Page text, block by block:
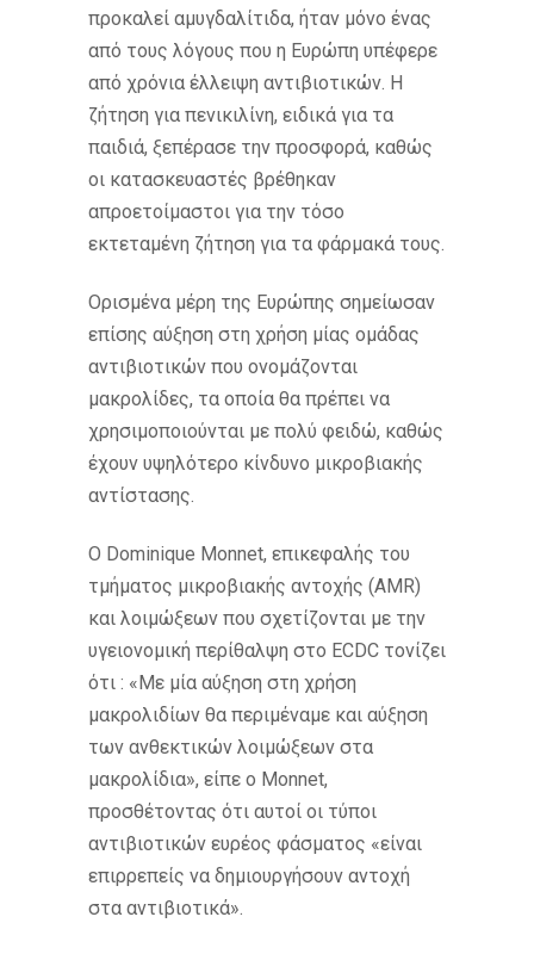
προκαλεί αμυγδαλίτιδα, ήταν μόνο ένας
από τους λόγους που η Ευρώπη υπέφερε
από χρόνια έλλειψη αντιβιοτικών. Η
ζήτηση για πενικιλίνη, ειδικά για τα
παιδιά, ξεπέρασε την προσφορά, καθώς
οι κατασκευαστές βρέθηκαν
απροετοίμαστοι για την τόσο
εκτεταμένη ζήτηση για τα φάρμακά τους.
Ορισμένα μέρη της Ευρώπης σημείωσαν
επίσης αύξηση στη χρήση μίας ομάδας
αντιβιοτικών που ονομάζονται
μακρολίδες, τα οποία θα πρέπει να
χρησιμοποιούνται με πολύ φειδώ, καθώς
έχουν υψηλότερο κίνδυνο μικροβιακής
αντίστασης.
Ο Dominique Monnet, επικεφαλής του
τμήματος μικροβιακής αντοχής (AMR)
και λοιμώξεων που σχετίζονται με την
υγειονομική περίθαλψη στο ECDC τονίζει
ότι : «Με μία αύξηση στη χρήση
μακρολιδίων θα περιμέναμε και αύξηση
των ανθεκτικών λοιμώξεων στα
μακρολίδια», είπε ο Monnet,
προσθέτοντας ότι αυτοί οι τύποι
αντιβιοτικών ευρέος φάσματος «είναι
επιρρεπείς να δημιουργήσουν αντοχή
στα αντιβιοτικά».